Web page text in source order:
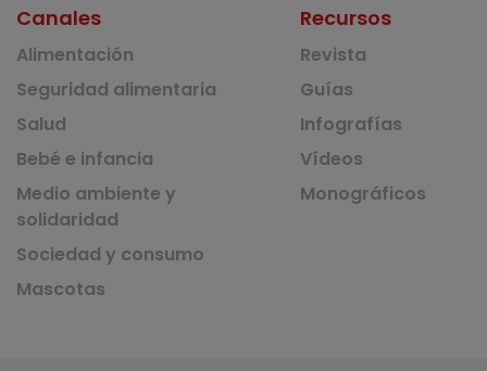
Canales
Alimentación
Seguridad alimentaria
Salud
Bebé e infancia
Medio ambiente y
solidaridad
Sociedad y consumo
Mascotas
Recursos
Revista
Guías
Infografías
Vídeos
Monográficos